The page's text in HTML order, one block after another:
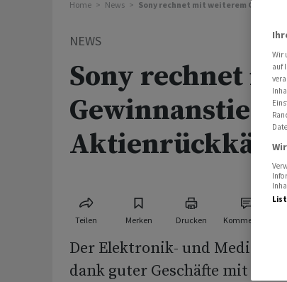
Home News Sony rechnet mit weiterem
NEWS
Sony rechnet
Gewinnanstieg -
Teilen Merken Drucken Kommentare
Der Elektronik- und
dank guter Geschäfte mit
Wir
auf